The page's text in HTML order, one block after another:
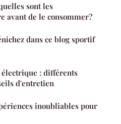
sont les
avant de le consommer?
dans ce blog sportif
: différents
d'entretien
inoubliables pour